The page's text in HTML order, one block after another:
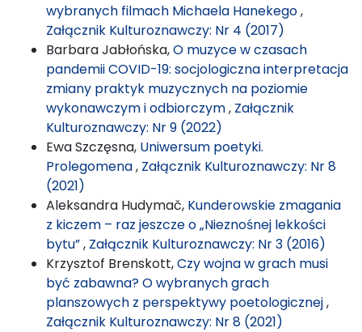
wybranych filmach Michaela Hanekego,
Załącznik Kulturoznawczy: Nr 4 (2017)
Barbara Jabłońska,O muzyce w czasach
pandemii COVID-19: socjologiczna interpretacja
zmiany praktyk muzycznych na poziomie
wykonawczym i odbiorczym, Załącznik
Kulturoznawczy: Nr 9 (2022)
Ewa Szczęsna, Uniwersum poetyki.
Prolegomena, Załącznik Kulturoznawczy: Nr 8
(2021)
Aleksandra Hudymač, Kunderowskie zmagania
z kiczem – raz jeszcze o „Nieznośnej lekkości
bytu”, Załącznik Kulturoznawczy: Nr 3 (2016)
Krzysztof Brenskott,Czy wojna w grach musi
być zabawna? O wybranych grach
planszowych z perspektywy poetologicznej,
Załącznik Kulturoznawczy: Nr 8 (2021)